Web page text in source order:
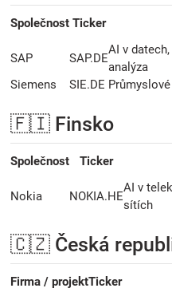
Společnost Ticker
SAP
SAP.DE
AI v
analýza
Siemens
SIE.DE
🇫🇮 Finsko
Společnost Ticker
Nokia
NOKIA.HE
AI v
sítích
🇨🇿 Česká
Firma / projektTicker